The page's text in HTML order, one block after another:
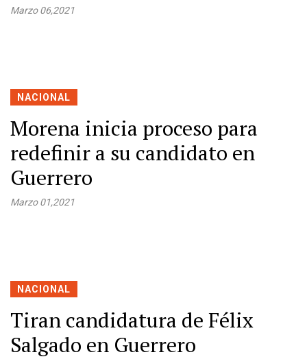
Marzo 06,2021
NACIONAL
Morena inicia proceso para
redefinir a su candidato en
Guerrero
Marzo 01,2021
NACIONAL
Tiran candidatura de Félix
Salgado en Guerrero